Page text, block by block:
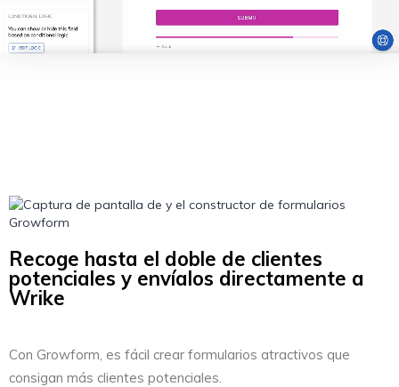
Recoge hasta el doble de clientes
potenciales y envíalos directamente a
Wrike
Con Growform, es fácil crear formularios atractivos que
consigan más clientes potenciales.